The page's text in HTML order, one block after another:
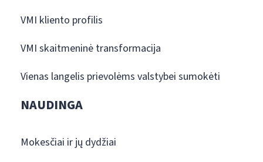
VMI kliento profilis
VMI skaitmeninė transformacija
Vienas langelis prievolėms valstybei sumokėti
NAUDINGA
Mokesčiai ir jų dydžiai